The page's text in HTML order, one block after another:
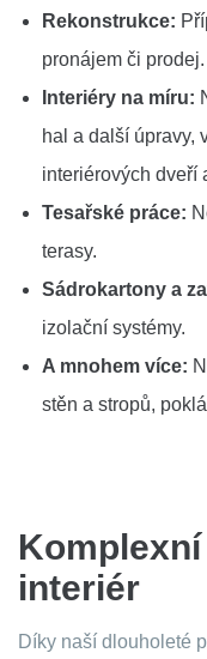
Rekonstrukce:
pronájem či prodej.
Interiéry na míru:
hal a další úpravy,
interiérových dveří
Tesařské práce:
terasy.
Sádrokartony a
izolační systémy.
A mnohem více:
stěn a stropů,
interiér
Díky naší dlouholeté